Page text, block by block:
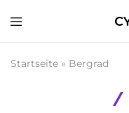
Butik
Startseite » Bergrad